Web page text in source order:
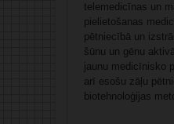
telemedicīnas un
pielietošanas
pētniecībā un
šūnu un gēnu
jaunu medicīnisko
arī esošu zāļu
biotehnoloģijas